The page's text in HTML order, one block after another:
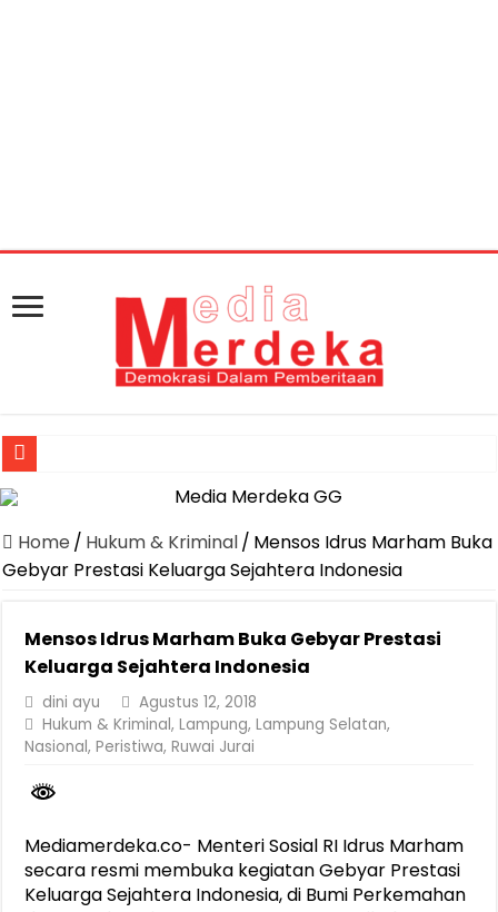
Jasa Raharja Serahkan Santunan kepada Ahli Waris Korban
Dirut Jasa Raharja Dampingi Wamenhub Tinjau Penanganan
Pastikan Pelayanan Maksimal, Direksi Jasa Raharja Tinjau Korban
Jasa Raharja Jamin Seluruh Korban Kebakaran KM Mutiara
Gelar Audiensi, Jasa Raharja dan Kementerian PANRB Perkuat
Berkontribusi terhadap Keselamatan dan Mobilitas Masyarakat,
Pemprov Lampung Dukung Penuh Lampung Financial Festival,
Pengesahan Raperda APBD 2025 Jadi Langkah Penguatan
Home / Hukum & Kriminal/ Mensos Idrus Marham Buka
Gebyar Prestasi Keluarga Sejahtera Indonesia
Mensos Idrus Marham Buka Gebyar Prestasi
Keluarga Sejahtera Indonesia
dini ayu
Agustus 12, 2018
Hukum & Kriminal,Lampung,Lampung Selatan,
Nasional,Peristiwa,Ruwai Jurai
Mediamerdeka.co- Menteri Sosial RI Idrus Marham
secara resmi membuka kegiatan Gebyar Prestasi
Keluarga Sejahtera Indonesia, di Bumi Perkemahan